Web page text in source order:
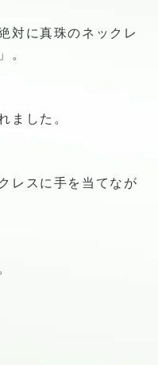
対に真珠のネックレ
。
ました。
レスに手を当てなが